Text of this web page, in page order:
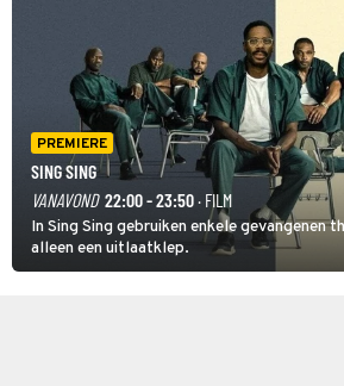
PREMIERE
SING SING
VANAVOND 22:00 - 23:50· FILM
In Sing Sing gebruiken enkele gevangenen
alleen een uitlaatklep.